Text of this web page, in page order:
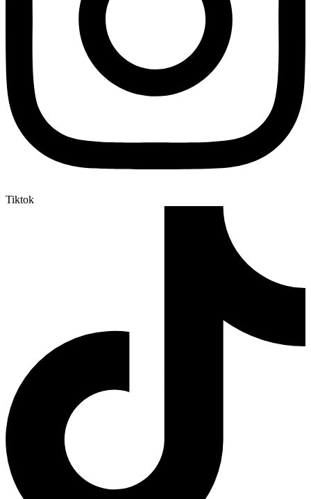
Tiktok